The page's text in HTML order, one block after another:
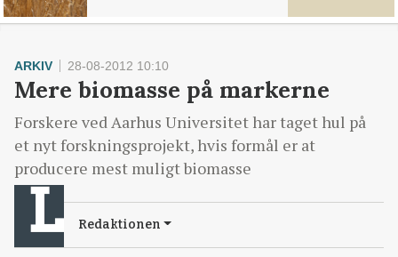
ARKIV 28-08-2012 10:10
Mere biomasse på markerne
Forskere ved Aarhus Universitet har taget hul på
et nyt forskningsprojekt, hvis formål er at
producere mest muligt biomasse
Redaktionen